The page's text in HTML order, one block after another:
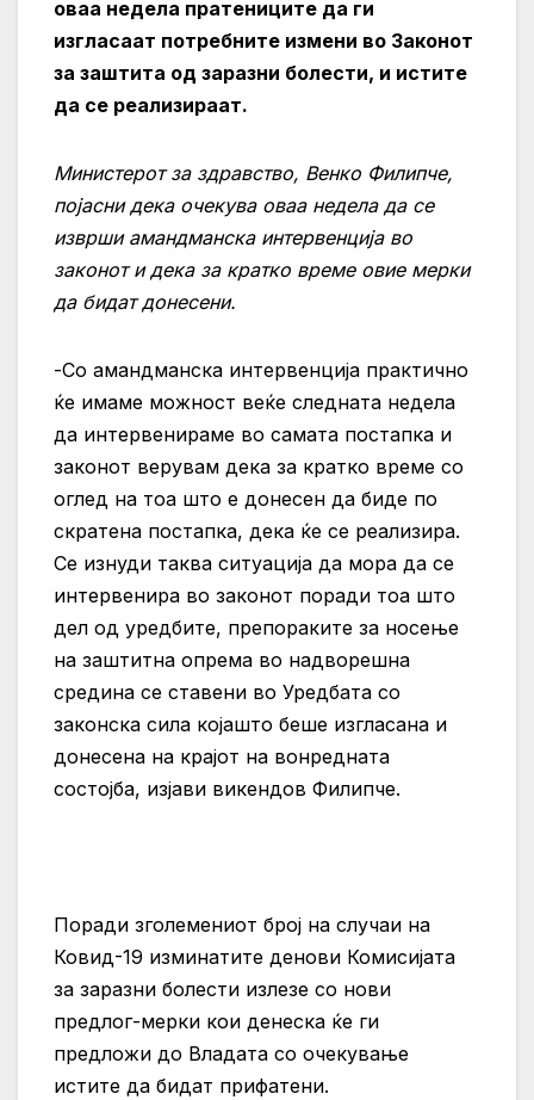
оваа недела пратениците да ги
изгласаат потребните измени во Законот
за заштита од заразни болести, и истите
да се реализираат.
Министерот за здравство, Венко Филипче,
појасни дека очекува оваа недела да се
изврши амандманска интервенција во
законот и дека за кратко време овие мерки
да бидат донесени.
-Со амандманска интервенција практично
ќе имаме можност веќе следната недела
да интервенираме во самата постапка и
законот верувам дека за кратко време со
оглед на тоа што е донесен да биде по
скратена постапка, дека ќе се реализира.
Се изнуди таква ситуација да мора да се
интервенира во законот поради тоа што
дел од уредбите, препораките за носење
на заштитна опрема во надворешна
средина се ставени во Уредбата со
законска сила којашто беше изгласана и
донесена на крајот на вонредната
состојба, изјави викендов Филипче.
Поради зголемениот број на случаи на
Ковид-19 изминатите денови Комисијата
за заразни болести излезе со нови
предлог-мерки кои денеска ќе ги
предложи до Владата со очекување
истите да бидат прифатени.